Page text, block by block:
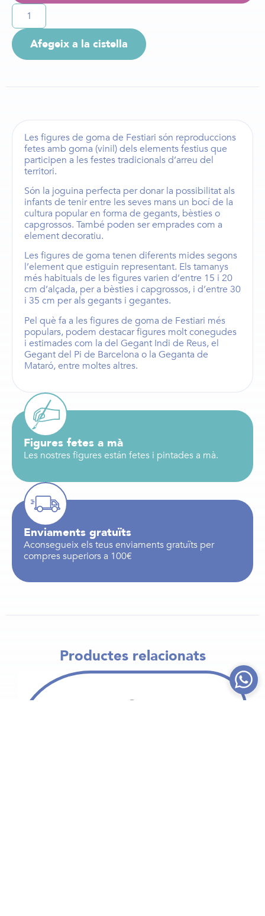
Afegeix a la cistella
Lesfigures de goma de Festiari són reproduccions
fetes amb goma (vinil) dels elements festius que
participen a les festes tradicionals d’arreu del
territori.
Són la joguina perfecta per donar la possibilitat als
infants de tenir entre les seves mans un bocí de la
cultura popular en forma de gegants, bèstieso
capgrossos. També poden ser emprades com a
element decoratiu.
Lesfigures de goma tenen diferents mides segons
l’element que estiguin representant. Elstamanys
més habituals de les figuresvarien d’entre 15 i 20
cm d’alçada, per a bèsties i capgrossos, i d’entre 30
i 35 cm per alsgegants i gegantes.
Pel què fa a les figures de goma de Festiari més
populars, podem destacar figures molt conegudes
i estimades com la del Gegant Indi de Reus, el
Gegant del Pi de Barcelona o la Geganta de
Mataró, entre moltes altres.
Figures fetes a mà
Les nostres figures están fetes i pintades a mà.
Enviaments gratuïts
Aconsegueix els teus enviaments gratuïts per
compres superiors a 100€
Productes relacionats